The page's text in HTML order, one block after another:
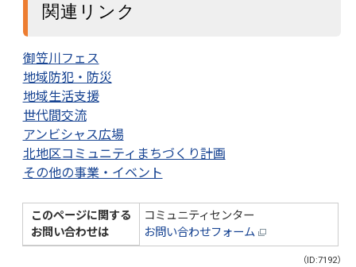
関連リンク
御笠川フェス
地域防犯・防災
地域生活支援
世代間交流
アンビシャス広場
北地区コミュニティまちづくり計画
その他の事業・イベント
このページに関する
お問い合わせは
コミュニティセンター
お問い合わせフォーム
（ID:7192）